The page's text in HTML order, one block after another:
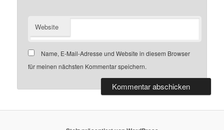
Website
Name, E-Mail-Adresse und Website in diesem Browser
für meinen nächsten Kommentar speichern.